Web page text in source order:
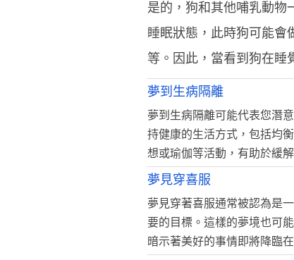
是的，狗和其他哺乳動物
睡眠狀態，此時狗可能會
等。因此，當看到狗在睡
夢到生病隔離
夢到生病隔離可能代表您潛
持健康的生活方式，包括均
想或瑜伽等活動，有助於緩
夢見穿喜服
夢見穿著喜服通常被認為是
要的目標。這樣的夢境也可
暗示著美好的事情即將降臨